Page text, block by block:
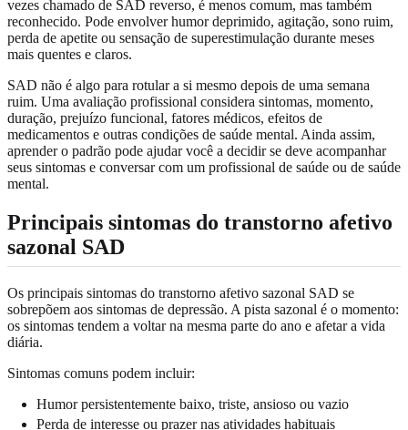
vezes chamado de SAD reverso, é menos comum, mas também
reconhecido. Pode envolver humor deprimido, agitação, sono ruim,
perda de apetite ou sensação de superestimulação durante meses
mais quentes e claros.
SAD não é algo para rotular a si mesmo depois de uma semana
ruim. Uma avaliação profissional considera sintomas, momento,
duração, prejuízo funcional, fatores médicos, efeitos de
medicamentos e outras condições de saúde mental. Ainda assim,
aprender o padrão pode ajudar você a decidir se deve acompanhar
seus sintomas e conversar com um profissional de saúde ou de saúde
mental.
Principais sintomas do transtorno afetivo
sazonal SAD
Os principais sintomas do transtorno afetivo sazonal SAD se
sobrepõem aos sintomas de depressão. A pista sazonal é o momento:
os sintomas tendem a voltar na mesma parte do ano e afetar a vida
diária.
Sintomas comuns podem incluir:
Humor persistentemente baixo, triste, ansioso ou vazio
Perda de interesse ou prazer nas atividades habituais